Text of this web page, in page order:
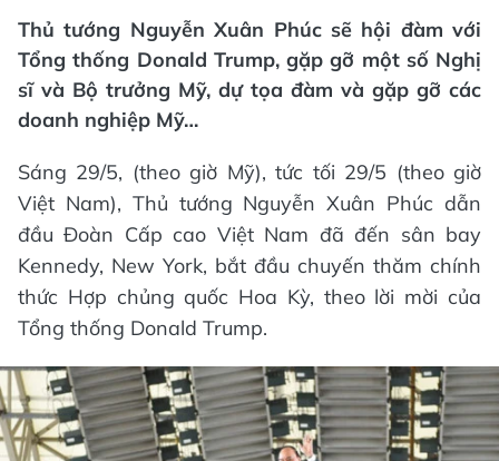
Thủ tướng Nguyễn Xuân Phúc sẽ hội đàm với
Tổng thống Donald Trump, gặp gỡ một số Nghị
sĩ và Bộ trưởng Mỹ, dự tọa đàm và gặp gỡ các
doanh nghiệp Mỹ…
Sáng 29/5, (theo giờ Mỹ), tức tối 29/5 (theo giờ
Việt Nam), Thủ tướng Nguyễn Xuân Phúc dẫn
đầu Đoàn Cấp cao Việt Nam đã đến sân bay
Kennedy, New York, bắt đầu chuyến thăm chính
thức Hợp chủng quốc Hoa Kỳ, theo lời mời của
Tổng thống Donald Trump.